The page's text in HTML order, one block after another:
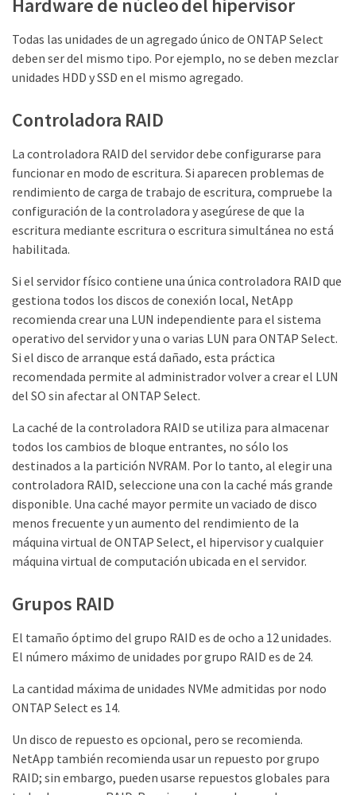
Hardware de núcleo del hipervisor
Todas las unidades de un agregado único de ONTAP Select
deben ser del mismo tipo. Por ejemplo, no se deben mezclar
unidades HDD y SSD en el mismo agregado.
Controladora RAID
La controladora RAID del servidor debe configurarse para
funcionar en modo de escritura. Si aparecen problemas de
rendimiento de carga de trabajo de escritura, compruebe la
configuración de la controladora y asegúrese de que la
escritura mediante escritura o escritura simultánea no está
habilitada.
Si el servidor físico contiene una única controladora RAID que
gestiona todos los discos de conexión local, NetApp
recomienda crear una LUN independiente para el sistema
operativo del servidor y una o varias LUN para ONTAP Select.
Si el disco de arranque está dañado, esta práctica
recomendada permite al administrador volver a crear el LUN
del SO sin afectar al ONTAP Select.
La caché de la controladora RAID se utiliza para almacenar
todos los cambios de bloque entrantes, no sólo los
destinados a la partición NVRAM. Por lo tanto, al elegir una
controladora RAID, seleccione una con la caché más grande
disponible. Una caché mayor permite un vaciado de disco
menos frecuente y un aumento del rendimiento de la
máquina virtual de ONTAP Select, el hipervisor y cualquier
máquina virtual de computación ubicada en el servidor.
Grupos RAID
El tamaño óptimo del grupo RAID es de ocho a 12 unidades.
El número máximo de unidades por grupo RAID es de 24.
La cantidad máxima de unidades NVMe admitidas por nodo
ONTAP Select es 14.
Un disco de repuesto es opcional, pero se recomienda.
NetApp también recomienda usar un repuesto por grupo
RAID; sin embargo, pueden usarse repuestos globales para